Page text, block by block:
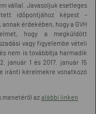
vállal. Javasoljuk esetleges
időpontjához képest -
érdekében, hogy a GVH
hogy a megküldött
vagy figyelembe vételi
nem is továbbítja harmadik
január 1 és 2017. január 15
iránti kérelmekre vonatkozó
menetéről azalábbi linken